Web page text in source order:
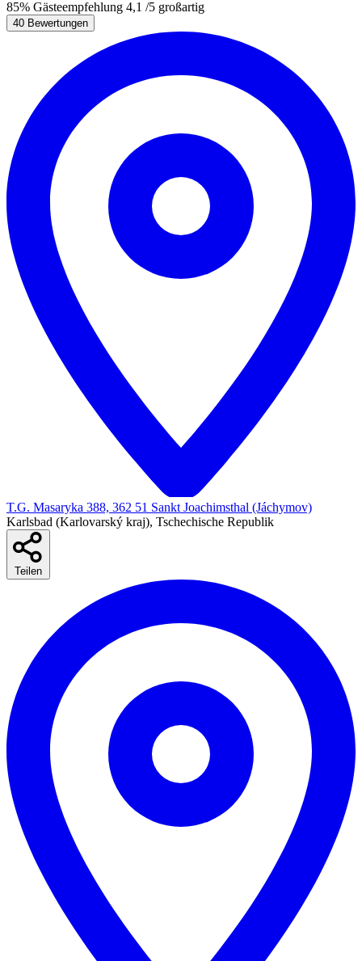
85% Gästeempfehlung 4,1 /5 großartig
40 Bewertungen
T.G. Masaryka 388, 362 51 Sankt Joachimsthal (Jáchymov)
Karlsbad (Karlovarský kraj), Tschechische Republik
Teilen